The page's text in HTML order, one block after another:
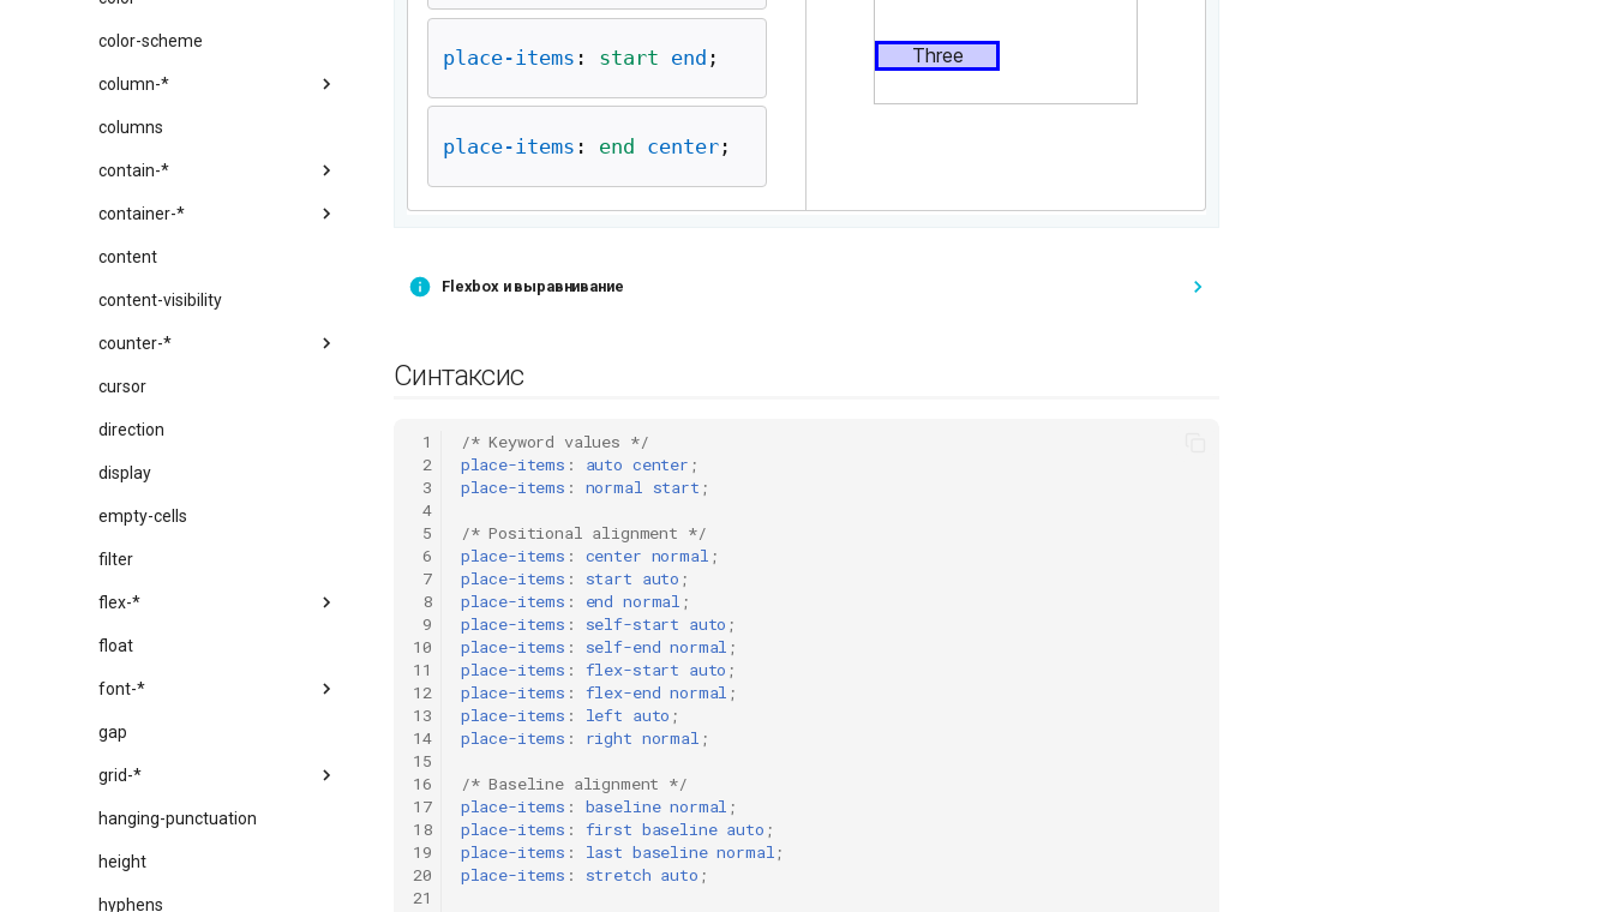
color-scheme
column-*
columns
contain-*
container-*
content
content-visibility
counter-*
cursor
direction
display
empty-cells
filter
flex-*
float
font-*
gap
grid-*
hanging-punctuation
height
hyphens
Flexbox и выравнивание
Синтаксис
1
2
3
4
5
6
7
8
9
10
11
12
13
14
15
16
17
18
19
20
21
/* Keyword values */
place-items : auto center ;
place-items : normal start ;
/* Positional alignment */
place-items : center normal ;
place-items : start auto ;
place-items : end normal ;
place-items : self-start auto ;
place-items : self-end normal ;
place-items : flex-start auto ;
place-items : flex-end normal ;
place-items : left auto ;
place-items : right normal ;
/* Baseline alignment */
place-items : baseline normal ;
place-items : first baseline auto ;
place-items : last baseline normal;
place-items : stretch auto ;